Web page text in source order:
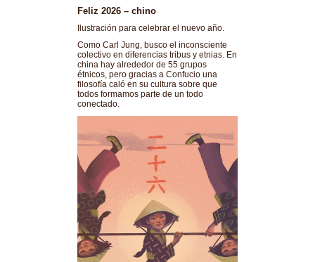
Feliz 2026 – chino
Ilustración para celebrar el nuevo año.
Como Carl Jung, busco el inconsciente
colectivo en diferencias tribus y etnias. En
china hay alrededor de 55 grupos
étnicos, pero gracias a Confucio una
filosofía caló en su cultura sobre que
todos formamos parte de un todo
conectado.